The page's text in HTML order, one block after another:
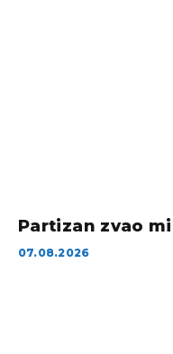
Partizan zvao
07.08.2026